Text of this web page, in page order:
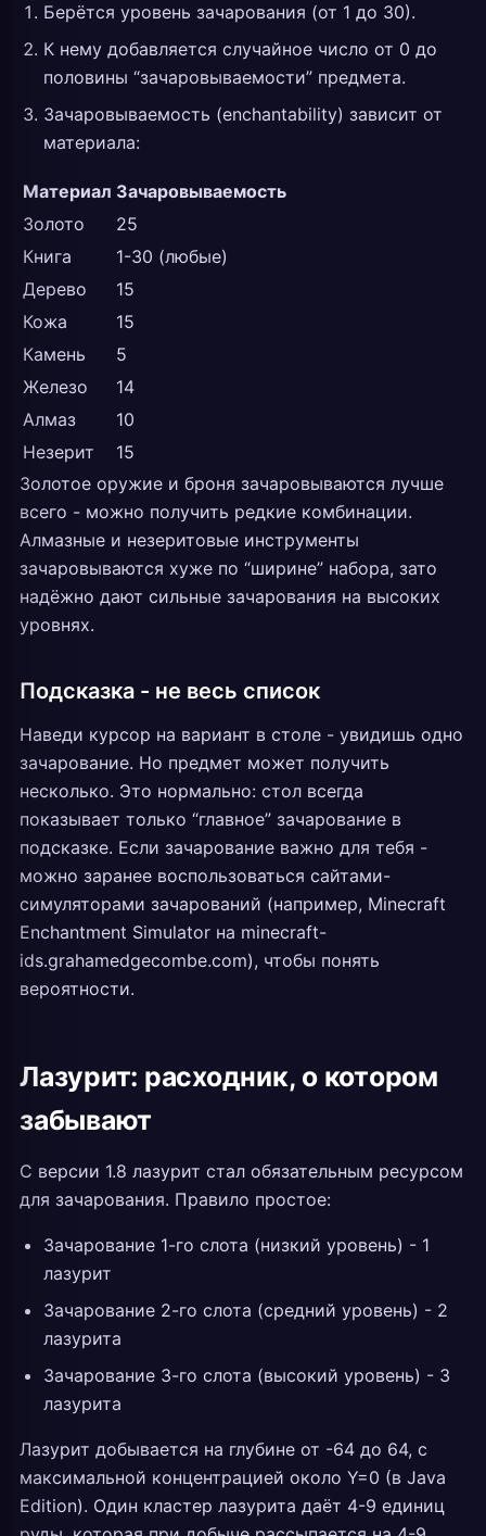
Берётся уровень зачарования (от 1 до 30).
К нему добавляется случайное число от 0 до
половины “зачаровываемости” предмета.
Зачаровываемость (enchantability) зависит от
материала:
Материал Зачаровываемость
Золото
25
Книга
1-30 (любые)
Дерево
15
Кожа
15
Камень
5
Железо
14
Алмаз
10
Незерит
15
Золотое оружие и броня зачаровываются лучше
всего - можно получить редкие комбинации.
Алмазные и незеритовые инструменты
зачаровываются хуже по “ширине” набора, зато
надёжно дают сильные зачарования на высоких
уровнях.
Подсказка - не весь список
Наведи курсор на вариант в столе - увидишь одно
зачарование. Но предмет может получить
несколько. Это нормально: стол всегда
показывает только “главное” зачарование в
подсказке. Если зачарование важно для тебя -
можно заранее воспользоваться сайтами-
симуляторами зачарований (например, Minecraft
Enchantment Simulator на minecraft-
ids.grahamedgecombe.com), чтобы понять
вероятности.
Лазурит: расходник, о котором
забывают
С версии 1.8 лазурит стал обязательным ресурсом
для зачарования. Правило простое:
Зачарование 1-го слота (низкий уровень) - 1
лазурит
Зачарование 2-го слота (средний уровень) - 2
лазурита
Зачарование 3-го слота (высокий уровень) - 3
лазурита
Лазурит добывается на глубине от -64 до 64, с
максимальной концентрацией около Y=0 (в Java
Edition). Один кластер лазурита даёт 4-9 единиц